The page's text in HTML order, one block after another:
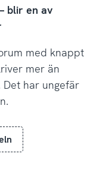
blir en av
med knappt
mer än
Det har ungefär